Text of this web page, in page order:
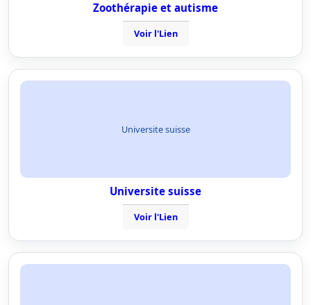
Zoothérapie et autisme
Voir l'Lien
Universite suisse
Universite suisse
Voir l'Lien